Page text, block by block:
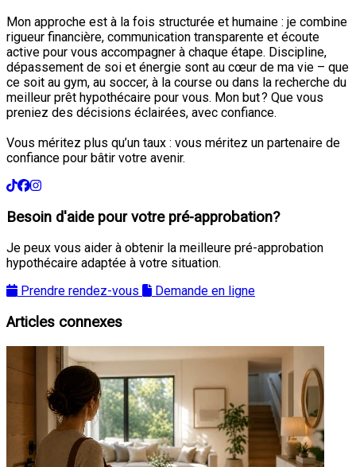
Mon approche est à la fois structurée et humaine : je combine
rigueur financière, communication transparente et écoute
active pour vous accompagner à chaque étape. Discipline,
dépassement de soi et énergie sont au cœur de ma vie – que
ce soit au gym, au soccer, à la course ou dans la recherche du
meilleur prêt hypothécaire pour vous. Mon but ? Que vous
preniez des décisions éclairées, avec confiance.
Vous méritez plus qu’un taux : vous méritez un partenaire de
confiance pour bâtir votre avenir.
Besoin d'aide pour votre pré-approbation?
Je peux vous aider à obtenir la meilleure pré-approbation
hypothécaire adaptée à votre situation.
Prendre rendez-vous
Demande en ligne
Articles connexes